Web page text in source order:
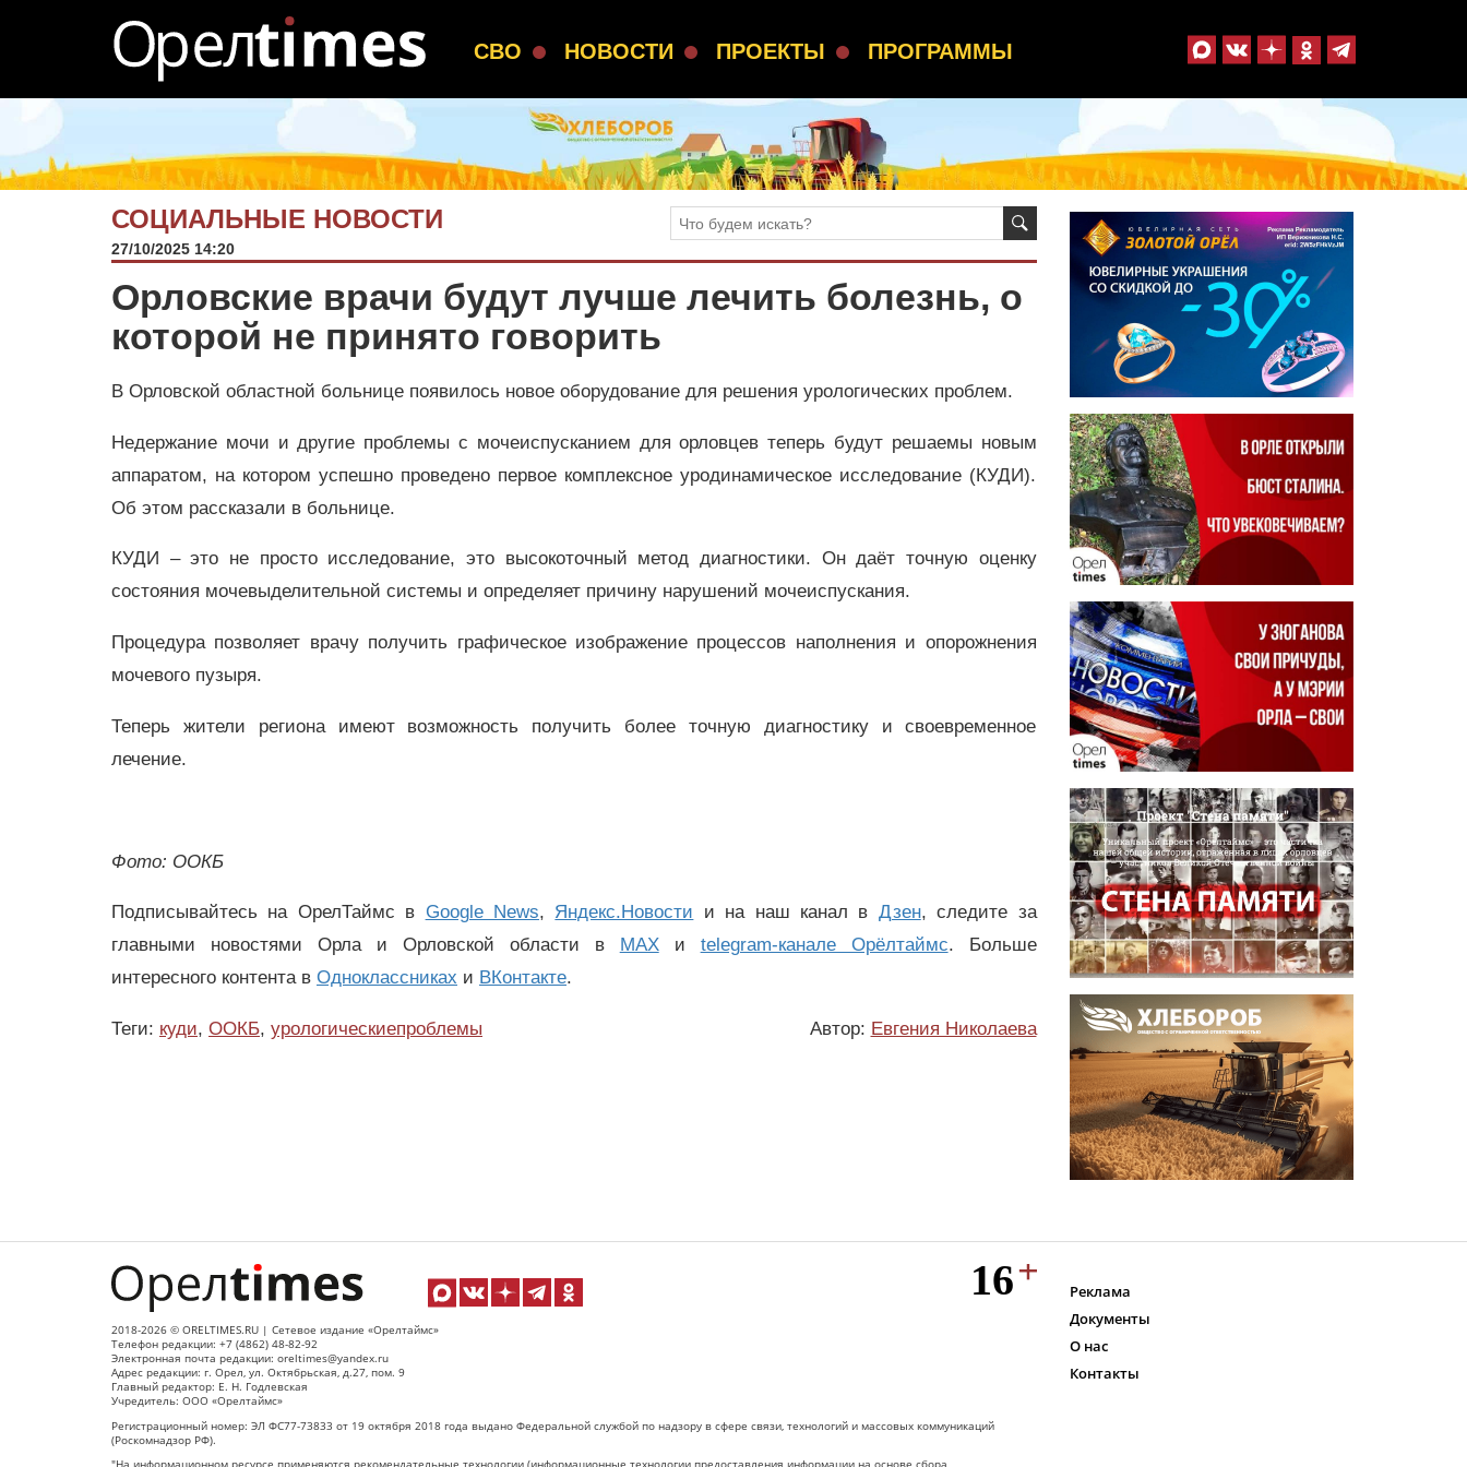
СВО НОВОСТИ ПРОЕКТЫ ПРОГРАММЫ
СОЦИАЛЬНЫЕ НОВОСТИ
27/10/2025 14:20
Орловские врачи будут лучше лечить болезнь, о
которой не принято говорить
В Орловской областной больнице появилось новое оборудование для решения урологических проблем.
Недержание мочи и другие проблемы с мочеиспусканием для орловцев теперь будут решаемы новым
аппаратом, на котором успешно проведено первое комплексное уродинамическое исследование (КУДИ).
Об этом рассказали в больнице.
КУДИ – это не просто исследование, это высокоточный метод диагностики. Он даёт точную оценку
состояния мочевыделительной системы и определяет причину нарушений мочеиспускания.
Процедура позволяет врачу получить графическое изображение процессов наполнения и опорожнения
мочевого пузыря.
Теперь жители региона имеют возможность получить более точную диагностику и своевременное
лечение.
Фото: ООКБ
Подписывайтесь на ОрелТаймс в Google News, Яндекс.Новости и на наш канал в Дзен, следите за
главными новостями Орла и Орловской области в
MAXи telegram-канале Орёлтаймс. Больше
интересного контента в Одноклассниках и ВКонтакте.
Теги: куди, ООКБ, урологическиепроблемы Автор: Евгения Николаева
2018-2026 © ORELTIMES.RU | Сетевое издание «Орелтаймс»
Телефон редакции: +7 (4862) 48-82-92
Электронная почта редакции: oreltimes@yandex.ru
Адрес редакции: г. Орел, ул. Октябрьская, д.27, пом. 9
Главный редактор: Е. Н. Годлевская
Учредитель: ООО «Орелтаймс»
Регистрационный номер: ЭЛ ФС77-73833 от 19 октября 2018 года выдано Федеральной службой по надзору в сфере связи, технологий и массовых коммуникаций
(Роскомнадзор РФ).
Реклама
Документы
О нас
Контакты